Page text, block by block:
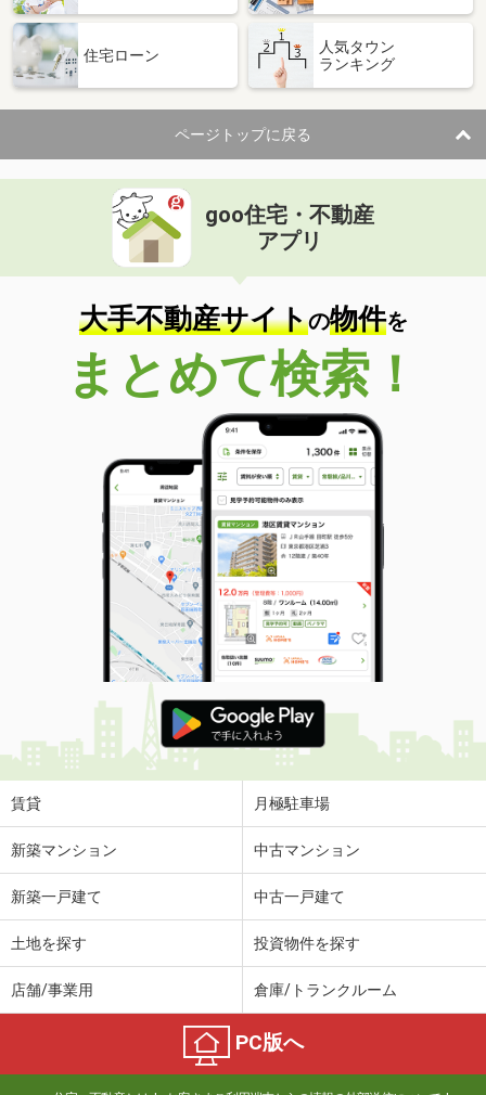
住宅ローン
人気タウン
ランキング
ページトップに戻る
goo住宅・不動産
アプリ
大手不動産サイトの物件を
まとめて検索！
賃貸 月極駐車場
新築マンション 中古マンション
新築一戸建て 中古一戸建て
土地を探す 投資物件を探す
店舗/事業用 倉庫/トランクルーム
PC版へ